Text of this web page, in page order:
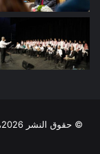
© حقوق النشر 2026، جميع الحقوق محفوظة | أُردُني - مِصداقِيةُ الخَبَر